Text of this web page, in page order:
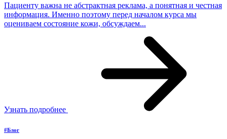
Пациенту важна не абстрактная реклама, а понятная и честная
информация. Именно поэтому перед началом курса мы
оцениваем состояние кожи, обсуждаем...
Узнать подробнее
#Блог